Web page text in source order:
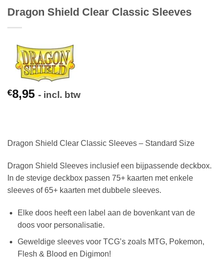
Dragon Shield Clear Classic Sleeves
€8,95 - incl. btw
Dragon Shield Clear Classic Sleeves – Standard Size
Dragon Shield Sleeves inclusief een bijpassende deckbox.
In de stevige deckbox passen 75+ kaarten met enkele
sleeves of 65+ kaarten met dubbele sleeves.
Elke doos heeft een label aan de bovenkant van de
doos voor personalisatie.
Geweldige sleeves voor TCG’s zoals MTG, Pokemon,
Flesh & Blood en Digimon!